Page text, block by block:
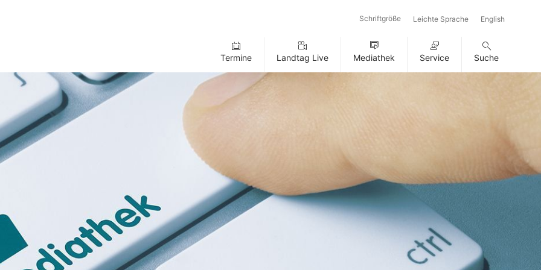
Schriftgröße Leichte Sprache English
Termine Landtag Live Mediathek Service Suche